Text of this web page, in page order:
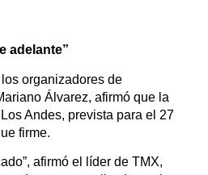
adelante”
organizadores de
Álvarez, afirmó que la
Andes, prevista para el 27
firme.
afirmó el líder de TMX,